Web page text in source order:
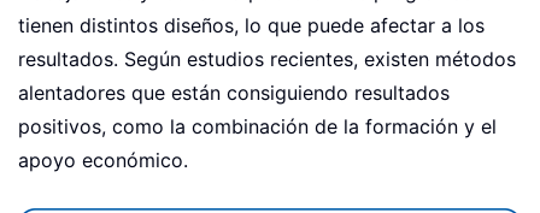
tienen distintos diseños, lo que puede afectar a los
resultados. Según estudios recientes, existen métodos
alentadores que están consiguiendo resultados
positivos, como la combinación de la formación y el
apoyo económico.